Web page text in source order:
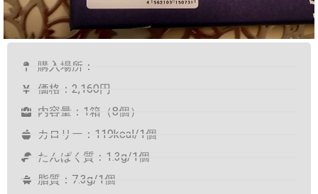
購入場所：-
価格：2,160円
内容量：1箱（8個）
カロリー：119kcal/1個
たんぱく質：1.3g/1個
脂質：7.3g/1個